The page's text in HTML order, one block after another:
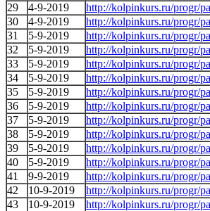
29
4-9-2019
http://kolpinkurs.ru/progr/
30
4-9-2019
http://kolpinkurs.ru/progr/
31
5-9-2019
http://kolpinkurs.ru/progr/
32
5-9-2019
http://kolpinkurs.ru/progr/
33
5-9-2019
http://kolpinkurs.ru/progr/
34
5-9-2019
http://kolpinkurs.ru/progr/
35
5-9-2019
http://kolpinkurs.ru/progr/
36
5-9-2019
http://kolpinkurs.ru/progr/
37
5-9-2019
http://kolpinkurs.ru/progr/
38
5-9-2019
http://kolpinkurs.ru/progr/
39
5-9-2019
http://kolpinkurs.ru/progr/
40
5-9-2019
http://kolpinkurs.ru/progr/
41
9-9-2019
http://kolpinkurs.ru/progr/
42
10-9-2019
http://kolpinkurs.ru/progr/
43
10-9-2019
http://kolpinkurs.ru/progr/